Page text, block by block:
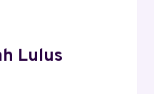
Lulus